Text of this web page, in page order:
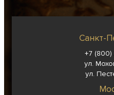
Санкт-
+7 (800)
ул.
ул.